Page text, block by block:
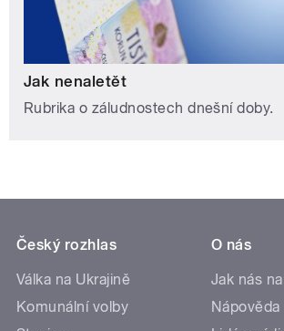
Jak nenaletět
Rubrika o záludnostech dnešní doby.
Český rozhlas
Válka na Ukrajině
Komunální volby
O nás
Jak nás
Nápověda